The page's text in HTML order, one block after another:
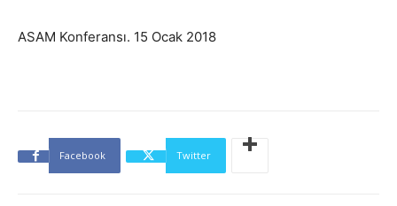
ASAM Konferansı. 15 Ocak 2018
Facebook Twitter